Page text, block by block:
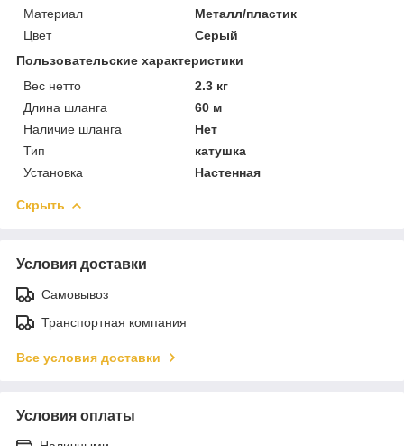
Материал
Металл/пластик
Цвет
Серый
Пользовательские характеристики
Вес нетто
2.3 кг
Длина шланга
60 м
Наличие шланга
Нет
Тип
катушка
Установка
Настенная
Скрыть
Условия доставки
Самовывоз
Транспортная компания
Все условия доставки
Условия оплаты